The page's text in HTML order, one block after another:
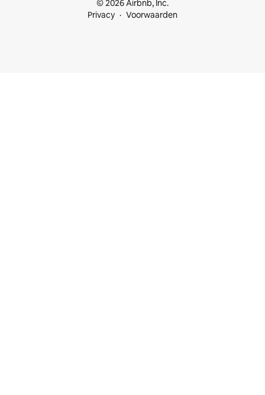
© 2026 Airbnb, Inc.
Privacy
Voorwaarden